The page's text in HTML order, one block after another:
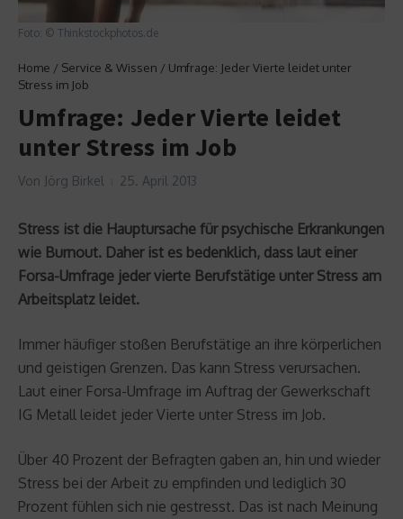
Foto: © Thinkstockphotos.de
Home / Service & Wissen / Umfrage: Jeder Vierte leidet unter
Stress im Job
Umfrage: Jeder Vierte leidet
unter Stress im Job
Von Jörg Birkel 25. April 2013
Stress ist die Hauptursache für psychische Erkrankungen
wie Burnout. Daher ist es bedenklich, dass laut einer
Forsa-Umfrage jeder vierte Berufstätige unter Stress am
Arbeitsplatz leidet.
Immer häufiger stoßen Berufstätige an ihre körperlichen
und geistigen Grenzen. Das kann Stress verursachen.
Laut einer Forsa-Umfrage im Auftrag der Gewerkschaft
IG Metall leidet jeder Vierte unter Stress im Job.
Über 40 Prozent der Befragten gaben an, hin und wieder
Stress bei der Arbeit zu empfinden und lediglich 30
Prozent fühlen sich nie gestresst. Das ist nach Meinung